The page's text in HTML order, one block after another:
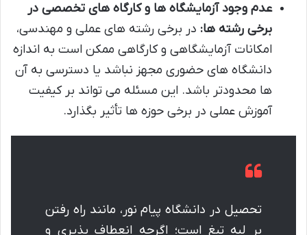
عدم وجود آزمایشگاه ها و کارگاه های تخصصی در
برخی رشته ها: در برخی رشته های عملی و مهندسی،
امکانات آزمایشگاهی و کارگاهی ممکن است به اندازه
دانشگاه های حضوری مجهز نباشد یا دسترسی به آن
ها محدودتر باشد. این مسئله می تواند بر کیفیت
آموزش عملی در برخی حوزه ها تأثیر بگذارد.
تحصیل در دانشگاه پیام نور، مانند راه رفتن
بر لبه تیغ است؛ اگرچه انعطاف پذیری و